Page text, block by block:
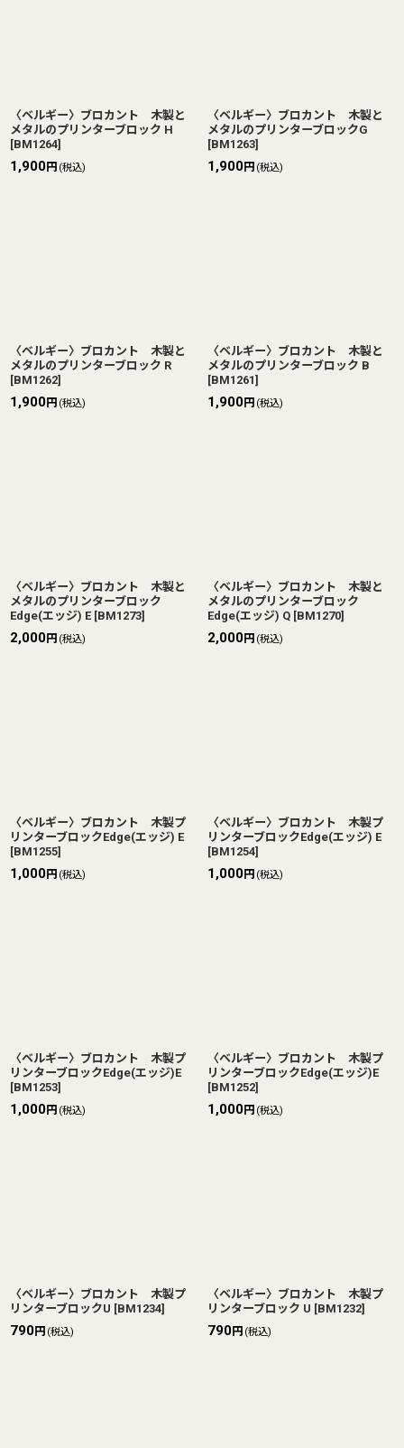
〈ベルギー〉ブロカント 木製と
メタルのプリンターブロック H
[BM1264]
1,900円 (税込)
〈ベルギー〉ブロカント 木製と
メタルのプリンターブロックG
[BM1263]
1,900円 (税込)
〈ベルギー〉ブロカント 木製と
メタルのプリンターブロック R
[BM1262]
1,900円 (税込)
〈ベルギー〉ブロカント 木製と
メタルのプリンターブロック B
[BM1261]
1,900円 (税込)
〈ベルギー〉ブロカント 木製と
メタルのプリンターブロック
Edge(エッジ) E [BM1273]
2,000円 (税込)
〈ベルギー〉ブロカント 木製と
メタルのプリンターブロック
Edge(エッジ) Q [BM1270]
2,000円 (税込)
〈ベルギー〉ブロカント 木製プ
リンターブロックEdge(エッジ) E
[BM1255]
1,000円 (税込)
〈ベルギー〉ブロカント 木製プ
リンターブロックEdge(エッジ) E
[BM1254]
1,000円 (税込)
〈ベルギー〉ブロカント 木製プ
リンターブロックEdge(エッジ)E
[BM1253]
1,000円 (税込)
〈ベルギー〉ブロカント 木製プ
リンターブロックEdge(エッジ)E
[BM1252]
1,000円 (税込)
〈ベルギー〉ブロカント 木製プ
リンターブロックU [BM1234]
790円 (税込)
〈ベルギー〉ブロカント 木製プ
リンターブロック U [BM1232]
790円 (税込)